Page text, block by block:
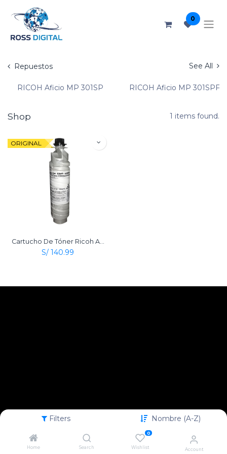
Filters Nombre (A-Z)
Home Search
0
Wishlist Account
0
Repuestos See All
RICOH Aficio MP 301SP RICOH Aficio MP 301SPF
Shop 1 items found.
ORIGINAL
S/ 140.99